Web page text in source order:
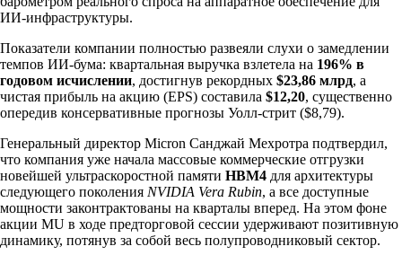
ИИ-инфраструктуры.
Показатели компании полностью развеяли слухи о замедлении
темпов ИИ-бума: квартальная выручка взлетела на 196% в
годовом исчислении, достигнув рекордных $23,86 млрд, а
чистая прибыль на акцию (EPS) составила $12,20, существенно
опередив консервативные прогнозы Уолл-стрит ($8,79).
Генеральный директор Micron Санджай Мехротра подтвердил,
что компания уже начала массовые коммерческие отгрузки
новейшей ультраскоростной памяти HBM4 для архитектуры
следующего поколения NVIDIA Vera Rubin, а все доступные
мощности законтрактованы на кварталы вперед. На этом фоне
акции MU в ходе предторговой сессии удерживают позитивную
динамику, потянув за собой весь полупроводниковый сектор.